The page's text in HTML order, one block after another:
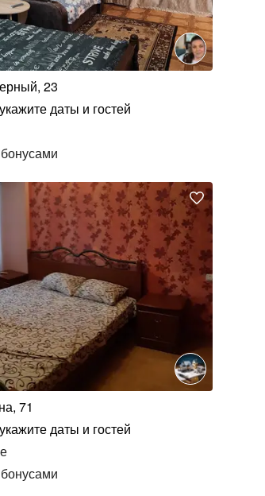
23
укажите даты и гостей
71
укажите даты и гостей